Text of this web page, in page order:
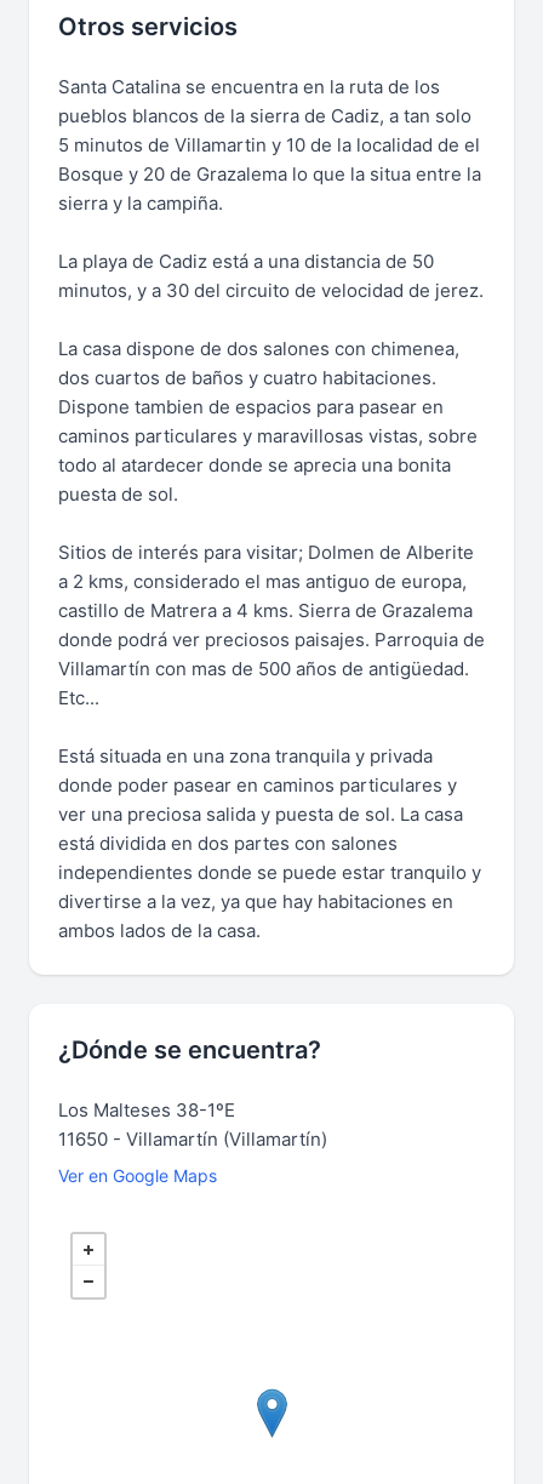
Otros servicios
Santa Catalina se encuentra en la ruta de los
pueblos blancos de la sierra de Cadiz, a tan solo
5 minutos de Villamartin y 10 de la localidad de el
Bosque y 20 de Grazalema lo que la situa entre la
sierra y la campiña.
La playa de Cadiz está a una distancia de 50
minutos, y a 30 del circuito de velocidad de jerez.
La casa dispone de dos salones con chimenea,
dos cuartos de baños y cuatro habitaciones.
Dispone tambien de espacios para pasear en
caminos particulares y maravillosas vistas, sobre
todo al atardecer donde se aprecia una bonita
puesta de sol.
Sitios de interés para visitar; Dolmen de Alberite
a 2 kms, considerado el mas antiguo de europa,
castillo de Matrera a 4 kms. Sierra de Grazalema
donde podrá ver preciosos paisajes. Parroquia de
Villamartín con mas de 500 años de antigüedad.
Etc...
Está situada en una zona tranquila y privada
donde poder pasear en caminos particulares y
ver una preciosa salida y puesta de sol. La casa
está dividida en dos partes con salones
independientes donde se puede estar tranquilo y
divertirse a la vez, ya que hay habitaciones en
ambos lados de la casa.
¿Dónde se encuentra?
Los Malteses 38-1ºE
11650 - Villamartín (Villamartín)
Ver en Google Maps